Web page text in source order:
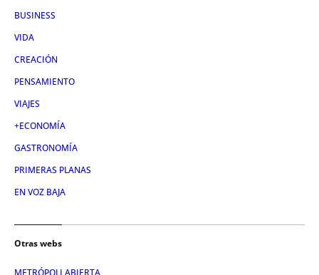
BUSINESS
VIDA
CREACIÓN
PENSAMIENTO
VIAJES
+ECONOMÍA
GASTRONOMÍA
PRIMERAS PLANAS
EN VOZ BAJA
Otras webs
METRÓPOLI ABIERTA